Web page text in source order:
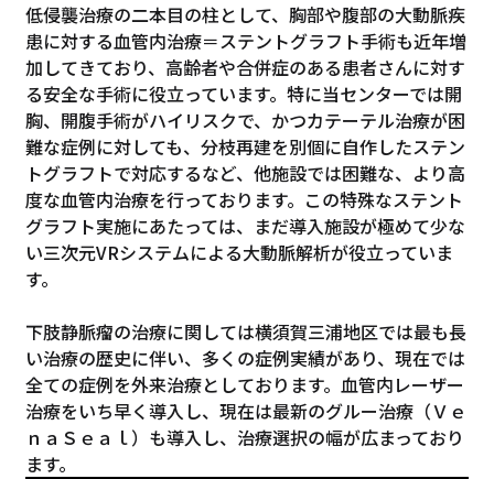
低侵襲治療の二本目の柱として、胸部や腹部の大動脈疾
患に対する血管内治療＝ステントグラフト手術も近年増
加してきており、高齢者や合併症のある患者さんに対す
る安全な手術に役立っています。特に当センターでは開
胸、開腹手術がハイリスクで、かつカテーテル治療が困
難な症例に対しても、分枝再建を別個に自作したステン
トグラフトで対応するなど、他施設では困難な、より高
度な血管内治療を行っております。この特殊なステント
グラフト実施にあたっては、まだ導入施設が極めて少な
い三次元VRシステムによる大動脈解析が役立っていま
す。
下肢静脈瘤の治療に関しては横須賀三浦地区では最も長
い治療の歴史に伴い、多くの症例実績があり、現在では
全ての症例を外来治療としております。血管内レーザー
治療をいち早く導入し、現在は最新のグルー治療（Ｖｅ
ｎａＳｅａｌ）も導入し、治療選択の幅が広まっており
ます。